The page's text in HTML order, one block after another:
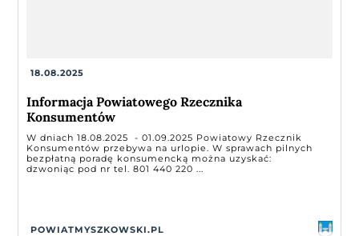
18.08.2025
Informacja Powiatowego Rzecznika
Konsumentów
W dniach 18.08.2025 - 01.09.2025 Powiatowy Rzecznik
Konsumentów przebywa na urlopie. W sprawach pilnych
bezpłatną poradę konsumencką można uzyskać:
dzwoniąc pod nr tel. 801 440 220 ...
POWIATMYSZKOWSKI.PL